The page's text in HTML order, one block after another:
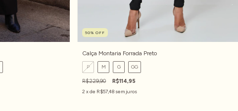
50%OFF
Calça Montaria Forrada Preto
P M G GG
R$229,90
R$114,95
2 x de R$57,48 sem juros